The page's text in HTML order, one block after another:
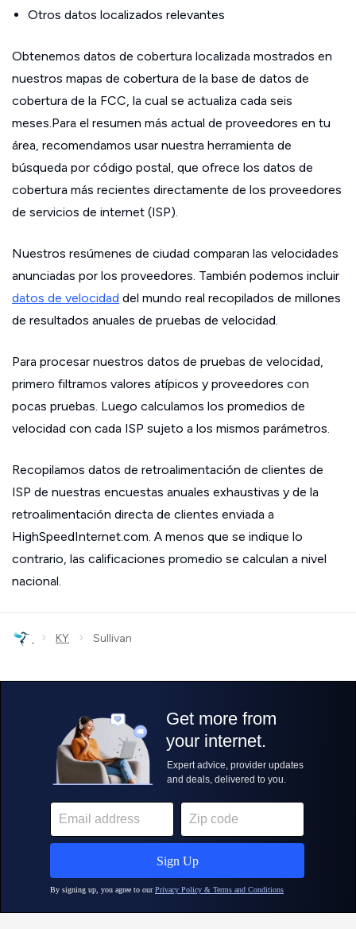
Otros datos localizados relevantes
Obtenemos datos de cobertura localizada mostrados en
nuestros mapas de cobertura de la base de datos de
cobertura de la FCC, la cual se actualiza cada seis
meses.Para el resumen más actual de proveedores en tu
área, recomendamos usar nuestra herramienta de
búsqueda por código postal, que ofrece los datos de
cobertura más recientes directamente de los proveedores
de servicios de internet (ISP).
Nuestros resúmenes de ciudad comparan las velocidades
anunciadas por los proveedores. También podemos incluir
datos de velocidad del mundo real recopilados de millones
de resultados anuales de pruebas de velocidad.
Para procesar nuestros datos de pruebas de velocidad,
primero filtramos valores atípicos y proveedores con
pocas pruebas. Luego calculamos los promedios de
velocidad con cada ISP sujeto a los mismos parámetros.
Recopilamos datos de retroalimentación de clientes de
ISP de nuestras encuestas anuales exhaustivas y de la
retroalimentación directa de clientes enviada a
HighSpeedInternet.com. A menos que se indique lo
contrario, las calificaciones promedio se calculan a nivel
nacional.
› KY › Sullivan